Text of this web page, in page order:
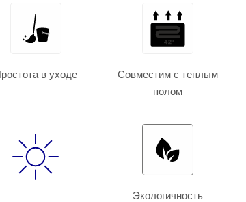
в уходе
Совместим с теплым
полом
Экологичность